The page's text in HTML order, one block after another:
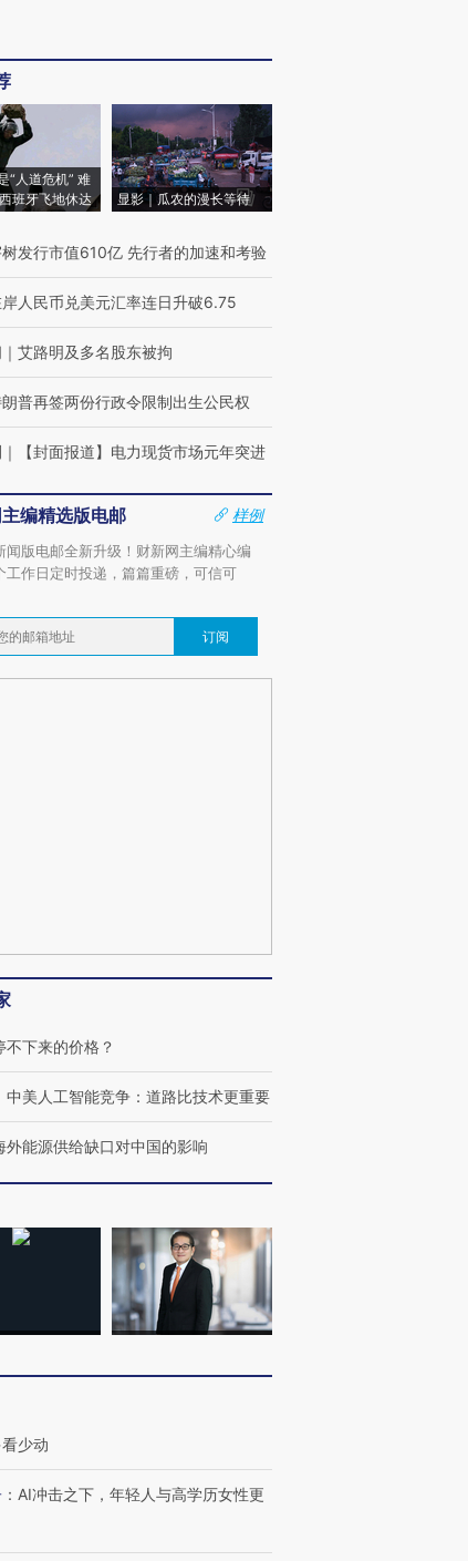
7万
“人道危机” 难
班牙飞地休达
显影｜瓜农的漫长等待
发行市值610亿 先行者的加速和考验
人民币兑美元汇率连日升破6.75
｜ 艾路明及多名股东被拘
普再签两份行政令限制出生公民权
｜ 【封面报道】电力现货市场元年突进
编精选版电邮
样例
闻版电邮全新升级！财新网主编精心编
工作日定时投递，篇篇重磅，可信可
订阅
不下来的价格？
中美人工智能竞争：道路比技术更重要
外能源供给缺口对中国的影响
少动
： AI冲击之下，年轻人与高学历女性更